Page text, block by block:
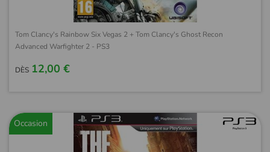
Tom Clancy's Rainbow Six Vegas 2 + Tom Clancy's Ghost Recon
Advanced Warfighter 2 - PS3
DÈS 12,00 €
Occasion